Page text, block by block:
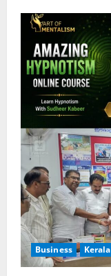
Business Kerala